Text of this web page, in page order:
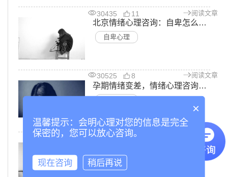
30435 11 阅读文章
北京情绪心理咨询：自卑怎么办?如何消除自卑
自卑心理
30525 8 阅读文章
孕期情绪变差，情绪心理咨询为你分析产前抑郁的原因
29843 11 阅读文章
抑郁心理咨询告诉你产后抑郁怎么办?
产后抑郁
×
温馨提示：会明心理对您的信息是完全
保密的，您可以放心咨询。
现在咨询 稍后再说